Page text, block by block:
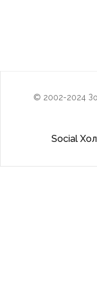
© 2002-2024
Social